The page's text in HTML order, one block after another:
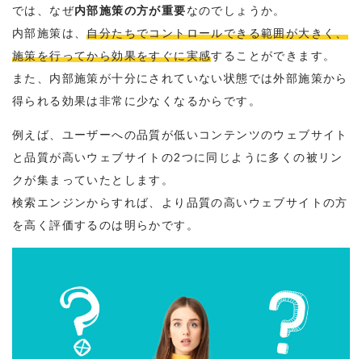
では、なぜ内部施策の方が重要なのでしょうか。
内部施策は、自分たちでコントロールできる範囲が大きく、
施策を行ってから効果をすぐに実感することができます。
また、内部施策が十分にされていない状態では外部施策から
得られる効果は非常に少なくなるからです。
例えば、ユーザーへの品質が低いコンテンツのウェブサイト
と品質が高いウェブサイトの2つに同じように多くの被リン
クが集まっていたとします。
検索エンジンからすれば、より品質の高いウェブサイトの方
を高く評価するのは明らかです。